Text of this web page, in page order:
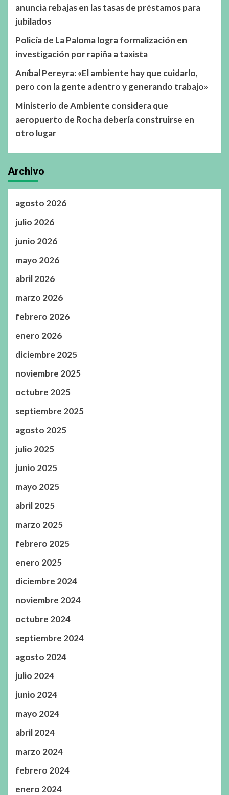
anuncia rebajas en las tasas de préstamos para
jubilados
Policía de La Paloma logra formalización en
investigación por rapiña a taxista
Aníbal Pereyra: «El ambiente hay que cuidarlo,
pero con la gente adentro y generando trabajo»
Ministerio de Ambiente considera que
aeropuerto de Rocha debería construirse en
otro lugar
Archivo
agosto 2026
julio 2026
junio 2026
mayo 2026
abril 2026
marzo 2026
febrero 2026
enero 2026
diciembre 2025
noviembre 2025
octubre 2025
septiembre 2025
agosto 2025
julio 2025
junio 2025
mayo 2025
abril 2025
marzo 2025
febrero 2025
enero 2025
diciembre 2024
noviembre 2024
octubre 2024
septiembre 2024
agosto 2024
julio 2024
junio 2024
mayo 2024
abril 2024
marzo 2024
febrero 2024
enero 2024